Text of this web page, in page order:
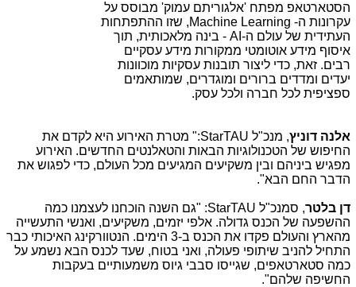
הסטארטאפ מפתח 'אלגוריתם עמוק' מבוסס על
עקרונות ה- ,Machine Learning שזו ההתפתחות
העתידית של עולם ה-AI - בינה מלאכותית, תוך
איסוף מידע אוטומטי ממקורות מידע עסקיים
רבים. זאת, כדי ליצור תובנות עסקיות מוכוונות
יעדים ומדדים ברורים ומוגדרים, שמותאמים
ספציפית לכל חברה ולכל עסק.
אלנה דוניץ, מנכ"ל StarTAU
:
" מטרת האירוע היא לקדם את
החיפוש של הטכנולוגיות הבאות והטאלנטים החדשים. האירוע
מפגיש ביניהם ובין משקיעים המגיעים מכל העולם, כדי לפגוש את
הדבר החם הבא".
דן בלטר, סמנכ"ל StarTAU: "גם השנה הוכחנו לעצמנו כמה
ההשפעה של הכנס גדולה. אלפי יזמים, משקיעים, ואנשי התעשייה
מהארץ והעולם פקדו את הכנס ב-3 הימים. הנטוורקינג האיכותי כבר
התחיל להניב שיתופי פעולה, ואני בטוח, שעד לכנס הבא נשמע על
כמה סטארטאפים, שגייסו סבבי גיוס משמעותיים בעקבות
החשיפה שלהם".